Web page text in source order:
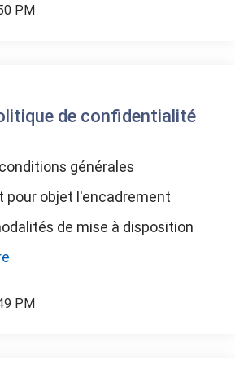
PM
de confidentialité
générales
pour objet l'encadrement
de mise à disposition
PM